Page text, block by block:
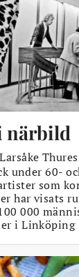
närbild
Larsåke
under 60-
som
har visats
000
i Linköping